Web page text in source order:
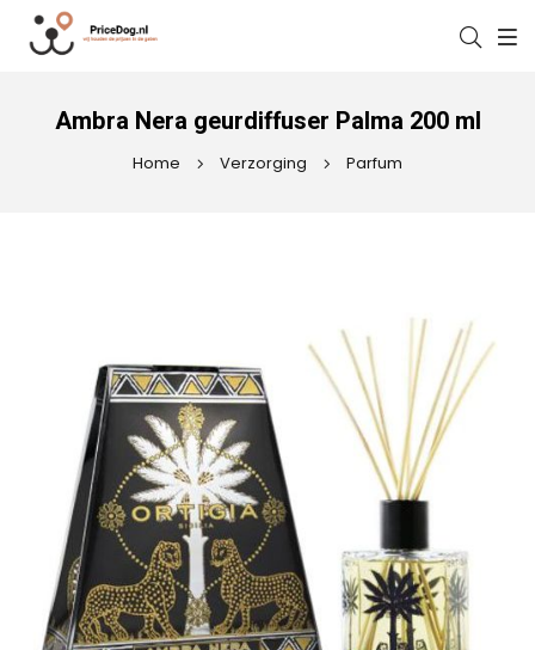
Ambra Nera geurdiffuser Palma 200 ml
Home Verzorging Parfum